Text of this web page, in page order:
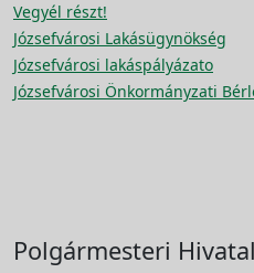
Vegyél részt!
Józsefvárosi Lakásügynökség
Józsefvárosi lakáspályázato
Józsefvárosi Önkormányzati
Polgármesteri Hivatal